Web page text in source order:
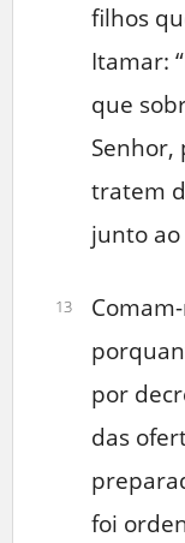
filhos
Itamar:
que
Senhor,
tratem
junto
13
por
das
foi